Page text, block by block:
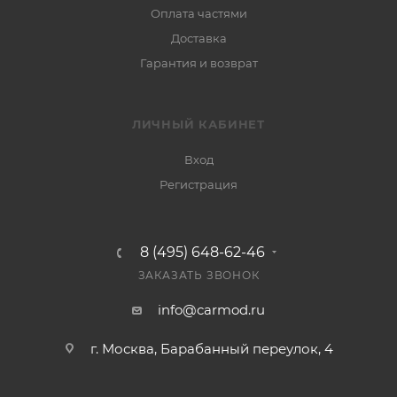
Оплата частями
Доставка
Гарантия и возврат
ЛИЧНЫЙ КАБИНЕТ
Вход
Регистрация
8 (495) 648-62-46
ЗАКАЗАТЬ ЗВОНОК
info@carmod.ru
г. Москва, Барабанный переулок, 4